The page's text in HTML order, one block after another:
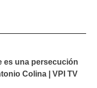
es una persecución
Colina | VPI TV